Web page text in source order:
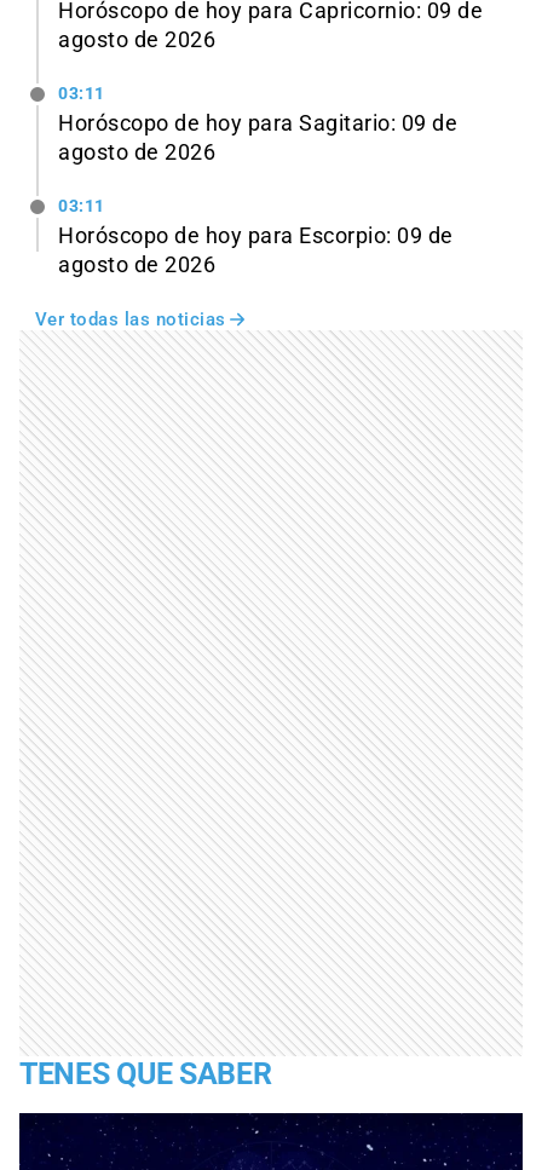
Horóscopo de hoy para Capricornio: 09 de
agosto de 2026
03:11
Horóscopo de hoy para Sagitario: 09 de
agosto de 2026
03:11
Horóscopo de hoy para Escorpio: 09 de
agosto de 2026
Ver todas las noticias
TENES QUE SABER